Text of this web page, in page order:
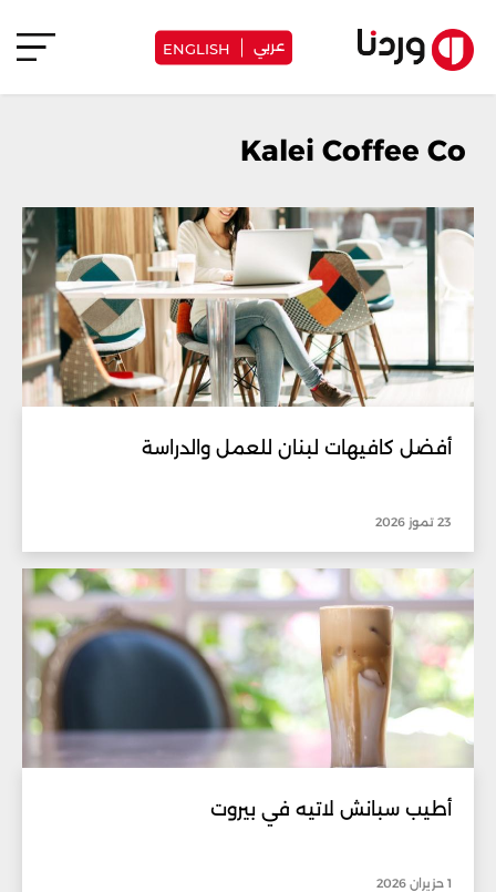
عربي ENGLISH
أفضل كافيهات لبنان للعمل والدراسة
23 تموز 2026
أطيب سبانش لاتيه في بيروت
1 حزيران 2026